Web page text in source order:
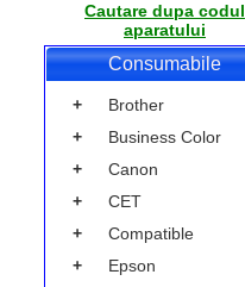
Cautare dupa codul
aparatului
Consumabile
+
Brother
+
Business Color
+
Canon
+
CET
+
Compatible
+
Epson